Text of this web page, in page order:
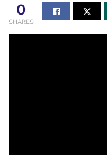
0
SHARES